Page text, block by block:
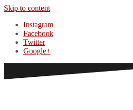
Skip to content
Instagram
Facebook
Twitter
Google+